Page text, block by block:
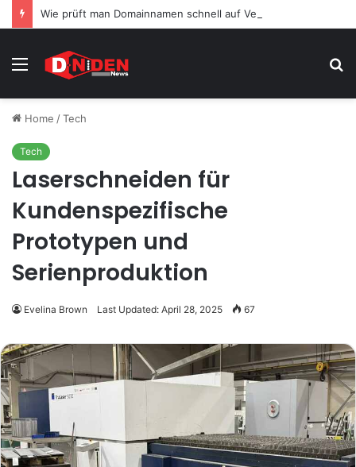
Wie prüft man Domainnamen schnell auf Verfügbarkeit?
Menu
Home /Tech
Tech
Laserschneiden für
Kundenspezifische
Prototypen und
Serienproduktion
Evelina Brown Last Updated: April 28, 2025 67